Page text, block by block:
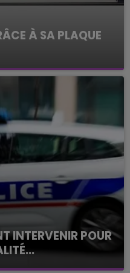
À SA PLAQUE
INTERVENIR POUR
de Montpellier.